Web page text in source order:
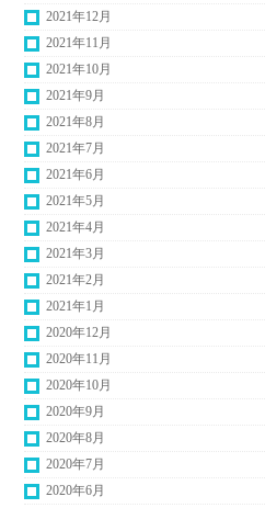
2021年12月
2021年11月
2021年10月
2021年9月
2021年8月
2021年7月
2021年6月
2021年5月
2021年4月
2021年3月
2021年2月
2021年1月
2020年12月
2020年11月
2020年10月
2020年9月
2020年8月
2020年7月
2020年6月